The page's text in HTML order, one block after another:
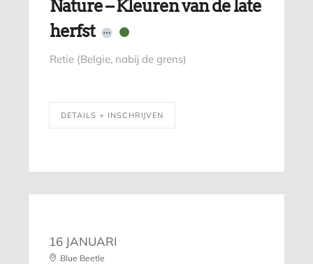
Nature – Kleuren van de late
herfst
Retie (Belgie, nabij de grens)
DETAILS + INSCHRIJVEN
16 JANUARI
Blue Beetle